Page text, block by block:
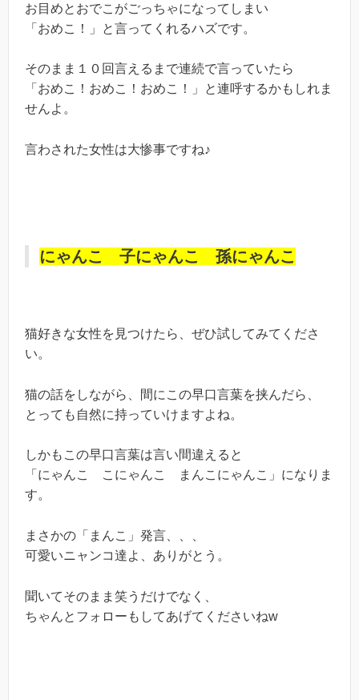
お目めとおでこがごっちゃになってしまい
「おめこ！」と言ってくれるハズです。
そのまま１０回言えるまで連続で言っていたら
「おめこ！おめこ！おめこ！」と連呼するかもしれま
せんよ。
言わされた女性は大惨事ですね♪
にゃんこ 子にゃんこ 孫にゃんこ
猫好きな女性を見つけたら、ぜひ試してみてくださ
い。
猫の話をしながら、間にこの早口言葉を挟んだら、
とっても自然に持っていけますよね。
しかもこの早口言葉は言い間違えると
「にゃんこ こにゃんこ まんこにゃんこ」になりま
す。
まさかの「まんこ」発言、、、
可愛いニャンコ達よ、ありがとう。
聞いてそのまま笑うだけでなく、
ちゃんとフォローもしてあげてくださいねw